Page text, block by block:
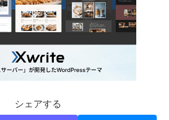
シェアする